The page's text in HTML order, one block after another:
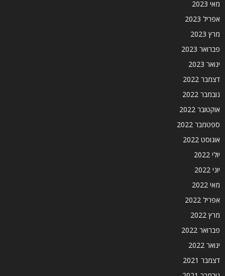
מאי 2023
אפריל 2023
מרץ 2023
פברואר 2023
ינואר 2023
דצמבר 2022
נובמבר 2022
אוקטובר 2022
ספטמבר 2022
אוגוסט 2022
יולי 2022
יוני 2022
מאי 2022
אפריל 2022
מרץ 2022
פברואר 2022
ינואר 2022
דצמבר 2021